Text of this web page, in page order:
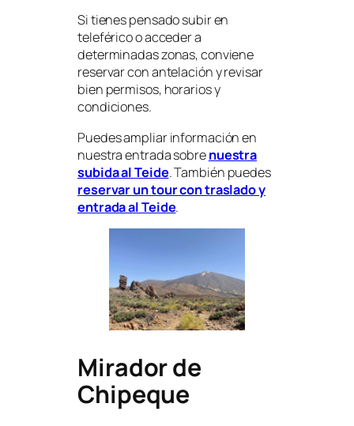
Si tienes pensado subir en
teleférico o acceder a
determinadas zonas, conviene
reservar con antelación y revisar
bien permisos, horarios y
condiciones.
Puedes ampliar información en
nuestra entrada sobrenuestra
subida al Teide. También puedes
reservar un tour con traslado y
entrada al Teide.
Mirador de
Chipeque